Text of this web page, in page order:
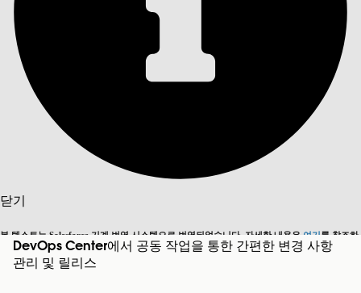
닫기
본 텍스트는 Salesforce 기계 번역 시스템으로 번역되었습니다. 자세한 내용은 여기를 참조하
세요.
영어로 전환 지금 안 함
DevOps Center에서 공동 작업을 통한 간편한 변경 사항
관리 및 릴리스